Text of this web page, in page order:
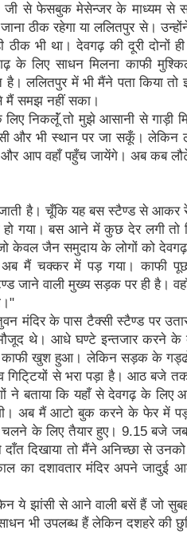
जी से फेसबुक मेसेन्जर के माध्यम से
ठीक रहेगा या ललितपुर से।
ठीक भी था। देवगढ़ की दूरी दोनों
के लिए साधन मिलना काफी
ललितपुर में भी मैंने पता किया तो
मैं समझ नहीं सका।
निकलूॅं तो मुझे आसानी से गाड़ी
और भी स्थान पर जा सकूँ। लेकिन
और आप वहाँ पहुँच जायेंगे। अब कब
है। चूँकि यह बस स्टैण्ड से आकर
गया। बस आने में कुछ देर लगी तो
केवल जैन समुदाय के लोगों को
मैं चक्कर में पड़ गया। काफी
वाली मुख्य सड़क पर ही है।
मंदिर के पास टैक्सी स्टैण्ड पर
मौजूद थे। आधे घण्टे इन्तजार करने
काफी खुश हुआ। लेकिन सड़क के
व गिटि्टयों से भरा पड़ा है। आठ बजे
ने बताया कि यहाँ से देवगढ़ के लिए
अब मैं आटो बुक करने के फेर में
के लिए तैयार हुए। 9.15 बजे
दाँत दिखाया तो मैंने अनिच्छा से
का दशावतार मंदिर अपने जादुई
ये झांसी से आने वाली बसें हैं जो
भी उपलब्ध हैं लेकिन दशहरे की